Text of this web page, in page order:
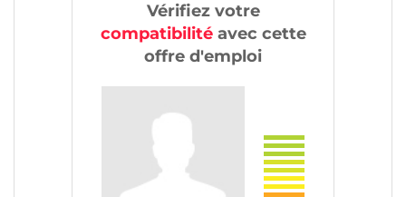
Vérifiez votre
compatibilitéavec cette
offre d'emploi